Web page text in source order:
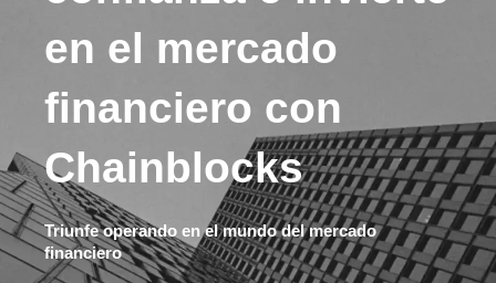
en el mercado
financiero con
Chainblocks
Triunfe operando en el mundo del mercado
financiero